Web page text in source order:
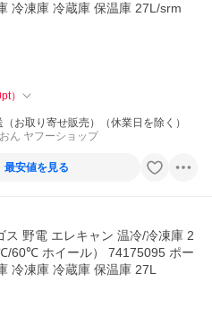
冷凍庫 冷蔵庫 保温庫 27L/srm
pt）
お取り寄せ販売）（休業日を除く）
ん ヤフーショップ
最安値を見る
ス 野電 エレキャン 温冷/冷凍庫 2
60℃ ホイール） 74175095 ポー
冷凍庫 冷蔵庫 保温庫 27L